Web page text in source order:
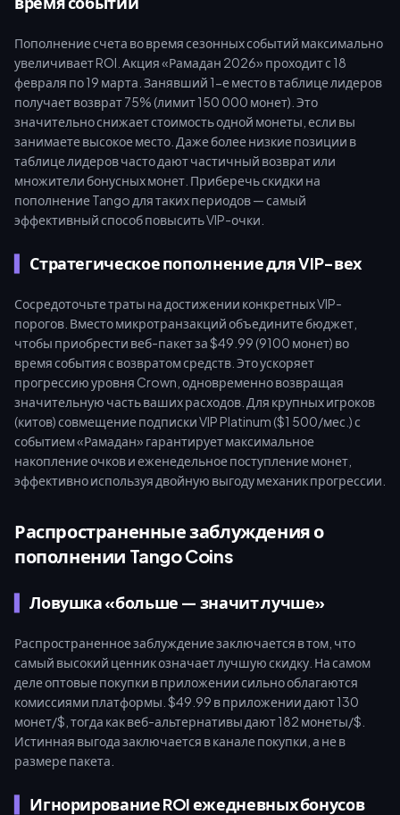
Пополнение счета во время сезонных событий максимально
увеличивает ROI. Акция «Рамадан 2026» проходит с 18
февраля по 19 марта. Занявший 1-е место в таблице лидеров
получает возврат 75% (лимит 150 000 монет). Это
значительно снижает стоимость одной монеты, если вы
занимаете высокое место. Даже более низкие позиции в
таблице лидеров часто дают частичный возврат или
множители бонусных монет. Приберечь скидки на
пополнение Tango для таких периодов — самый
эффективный способ повысить VIP-очки.
Стратегическое пополнение для VIP-вех
Сосредоточьте траты на достижении конкретных VIP-
порогов. Вместо микротранзакций объедините бюджет,
чтобы приобрести веб-пакет за $49.99 (9100 монет) во
время события с возвратом средств. Это ускоряет
прогрессию уровня Crown, одновременно возвращая
значительную часть ваших расходов. Для крупных игроков
(китов) совмещение подписки VIP Platinum ($1 500/мес.) с
событием «Рамадан» гарантирует максимальное
накопление очков и еженедельное поступление монет,
эффективно используя двойную выгоду механик прогрессии.
Распространенные заблуждения о
пополнении Tango Coins
Ловушка «больше — значит лучше»
Распространенное заблуждение заключается в том, что
самый высокий ценник означает лучшую скидку. На самом
деле оптовые покупки в приложении сильно облагаются
комиссиями платформы. $49.99 в приложении дают 130
монет/$, тогда как веб-альтернативы дают 182 монеты/$.
Истинная выгода заключается в канале покупки, а не в
размере пакета.
Игнорирование ROI ежедневных бонусов